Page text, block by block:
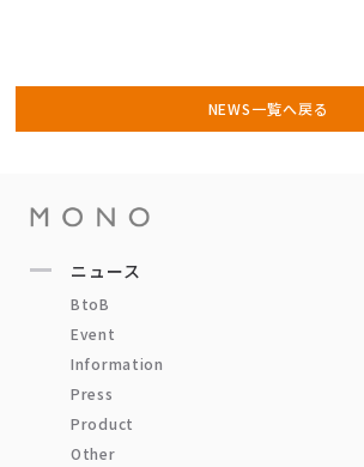
NEWS一覧へ戻る
ニュース
BtoB
Event
Information
Press
Product
Other